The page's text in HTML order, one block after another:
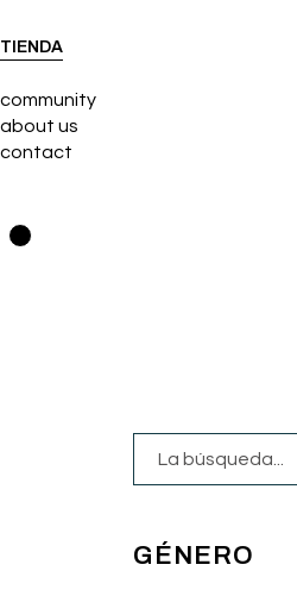
TIENDA
community
about us
contact
GÉNERO